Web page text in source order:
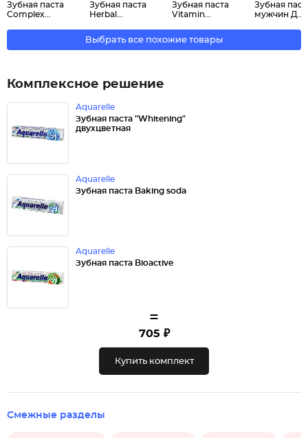
Зубная паста
Complex...
Зубная паста
Herbal...
Зубная паста
Vitamin...
Зубная
мужчин Д...
Выбрать все похожие товары
Комплексное решение
Aquarelle
Зубная паста "Whitening"
двухцветная
Aquarelle
Зубная паста Baking soda
Aquarelle
Зубная паста Bioactive
=
705 ₽
Купить комплект
Смежные разделы